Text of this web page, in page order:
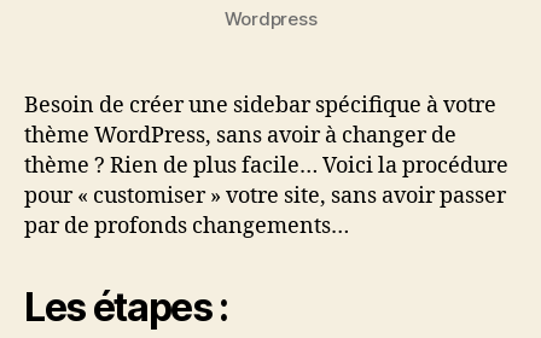
Wordpress
Besoin de créer une sidebar spécifique à votre
thème WordPress, sans avoir à changer de
thème ? Rien de plus facile… Voici la procédure
pour « customiser » votre site, sans avoir passer
par de profonds changements…
Les étapes :